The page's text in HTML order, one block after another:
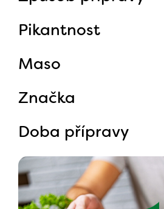
Pikantnost
Maso
Značka
Doba přípravy